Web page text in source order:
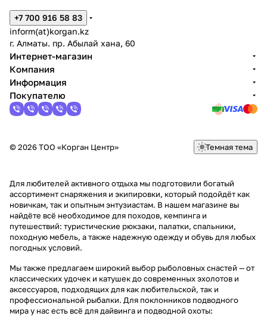
+7 700 916 58 83
inform(at)korgan.kz
г. Алматы. пр. Абылай хана, 60
Интернет-магазин
Компания
Информация
Покупателю
© 2026 ТОО «Корган Центр» Темная тема
Для любителей активного отдыха мы подготовили богатый
ассортимент снаряжения и экипировки, который подойдёт как
новичкам, так и опытным энтузиастам. В нашем магазине вы
найдёте всё необходимое для походов, кемпинга и
путешествий: туристические рюкзаки, палатки, спальники,
походную мебель, а также надежную одежду и обувь для любых
погодных условий.
Мы также предлагаем широкий выбор рыболовных снастей — от
классических удочек и катушек до современных эхолотов и
аксессуаров, подходящих для как любительской, так и
профессиональной рыбалки. Для поклонников подводного
мира у нас есть всё для дайвинга и подводной охоты: